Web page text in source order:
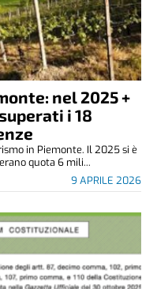
nel 2025 +
i 18
9 APRILE 2026
in Piemonte. Il 2025 si è
quota 6 mili...